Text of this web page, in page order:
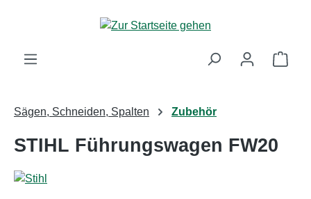
Zum Hauptinhalt springen
Sägen, Schneiden, Spalten Zubehör
STIHL Führungswagen FW20